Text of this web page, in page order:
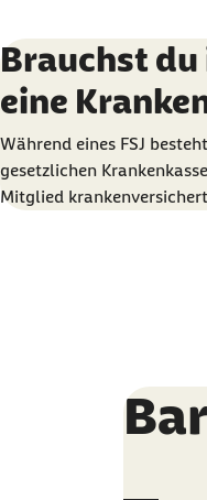
Karussell mit 3 Elementen
Element 1 von 3
Brauchst du
eine
Während eines FSJ
gesetzlichen
Mitglied